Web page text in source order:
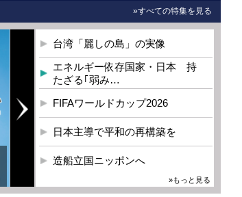
»すべての特集を見る
台湾「麗しの島」の実像
エネルギー依存国家・日本 持
たざる｢弱み…
FIFAワールドカップ2026
日本主導で平和の再構築を
造船立国ニッポンへ
»もっと見る